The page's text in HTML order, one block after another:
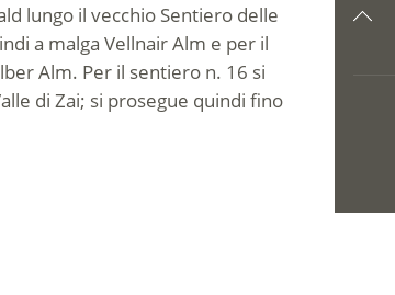
lungo il vecchio Sentiero delle
a malga Vellnair Alm e per il
Alm. Per il sentiero n. 16 si
di Zai; si prosegue quindi fino